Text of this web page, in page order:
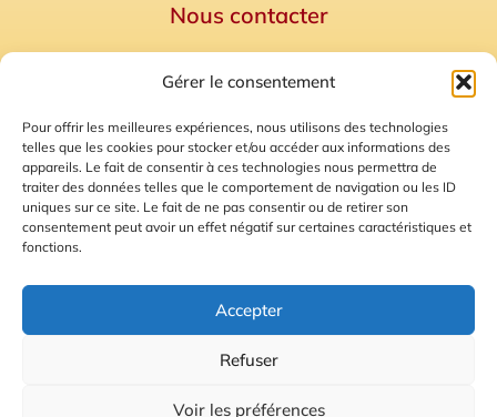
Gérer le consentement
Pour offrir les meilleures expériences, nous utilisons des technologies
telles que les cookies pour stocker et/ou accéder aux informations des
appareils. Le fait de consentir à ces technologies nous permettra de
traiter des données telles que le comportement de navigation ou les ID
uniques sur ce site. Le fait de ne pas consentir ou de retirer son
consentement peut avoir un effet négatif sur certaines caractéristiques et
fonctions.
Accepter
Refuser
Voir les préférences
Nous contacter
Mentions Légales
Plan du site
Gestion des Cookies
© 2026 Radio Calade